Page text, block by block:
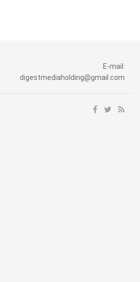
E-mail:
digestmediaholding@gmail.com